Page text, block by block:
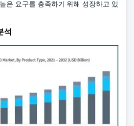
은 요구를 충족하기 위해 성장하고 있
석